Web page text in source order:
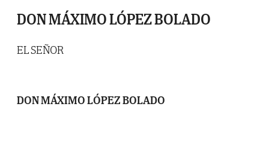
DON MÁXIMO LÓPEZ BOLADO
EL SEÑOR
DON MÁXIMO LÓPEZ BOLADO